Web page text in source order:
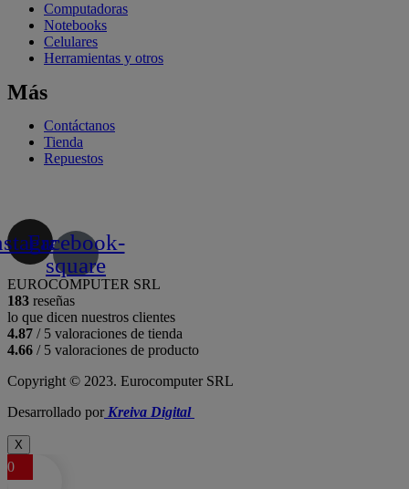
Computadoras
Notebooks
Celulares
Herramientas y otros
Más
Contáctanos
Tienda
Repuestos
Facebook-
square
EUROCOMPUTER SRL
183 reseñas
lo que dicen nuestros clientes
4.87 / 5 valoraciones de tienda
4.66 / 5 valoraciones de producto
Copyright © 2023. Eurocomputer SRL
Desarrollado porKreiva Digital
X
0